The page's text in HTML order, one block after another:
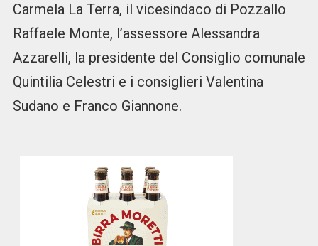
Carmela La Terra, il vicesindaco di Pozzallo
Raffaele Monte, l’assessore Alessandra
Azzarelli, la presidente del Consiglio comunale
Quintilia Celestri e i consiglieri Valentina
Sudano e Franco Giannone.